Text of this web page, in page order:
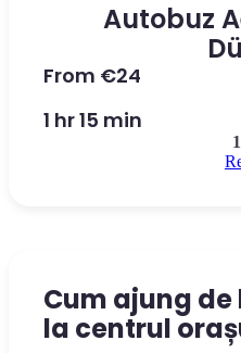
Autobuz
From €24
1 hr 15 min
Cum ajung
la centrul